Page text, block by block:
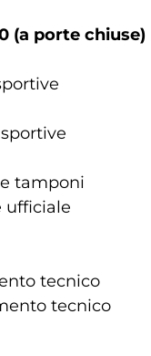
(a porte chiuse)
tamponi
ufficiale
tecnico
tecnico